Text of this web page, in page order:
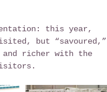
this year,
but “savoured,”
and richer with the